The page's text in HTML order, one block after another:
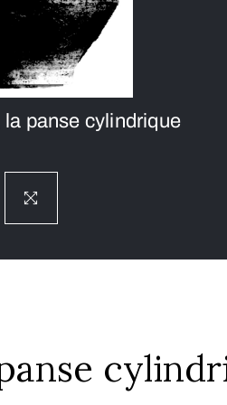
la panse cylindrique